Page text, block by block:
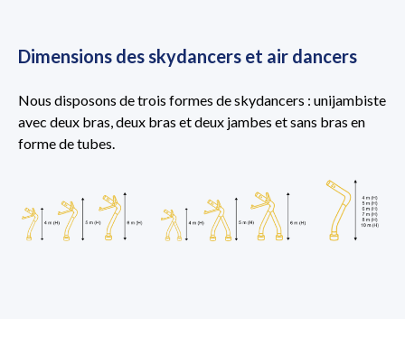
Dimensions des skydancers et air dancers
Nous disposons de trois formes de skydancers : unijambiste
avec deux bras, deux bras et deux jambes et sans bras en
forme de tubes.